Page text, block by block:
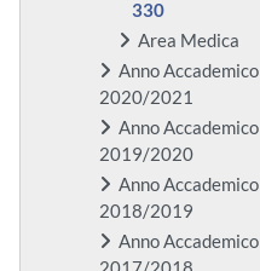
330
Area Medica
Anno Accademico
2020/2021
Anno Accademico
2019/2020
Anno Accademico
2018/2019
Anno Accademico